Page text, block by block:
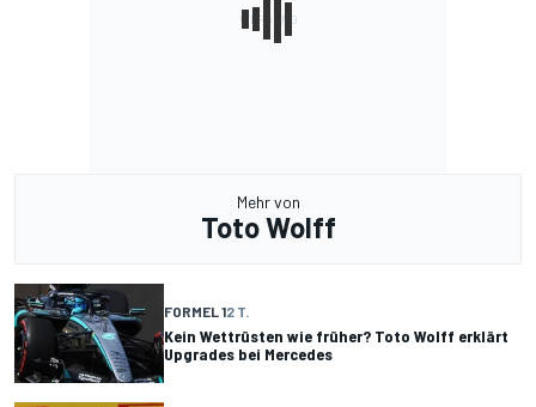
Mehr von
Toto Wolff
FORMEL 12 T.
Kein Wettrüsten wie früher? Toto Wolff erklärt
Upgrades bei Mercedes